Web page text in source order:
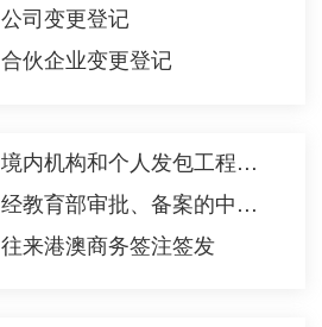
公司变更登记
合伙企业变更登记
境内机构和个人发包工程作业或劳务项目备案
经教育部审批、备案的中外合作办学机构与项目查询
往来港澳商务签注签发